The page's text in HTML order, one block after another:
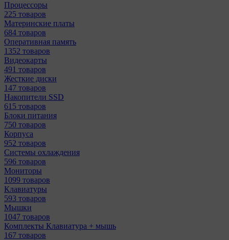
Процессоры
225 товаров
Материнcкие платы
684 товаров
Оперативная память
1352 товаров
Видеокарты
491 товаров
Жесткие диски
147 товаров
Накопители SSD
615 товаров
Блоки питания
750 товаров
Корпуса
952 товаров
Системы охлаждения
596 товаров
Мониторы
1099 товаров
Клавиатуры
593 товаров
Мышки
1047 товаров
Комплекты Клавиатура + мышь
167 товаров